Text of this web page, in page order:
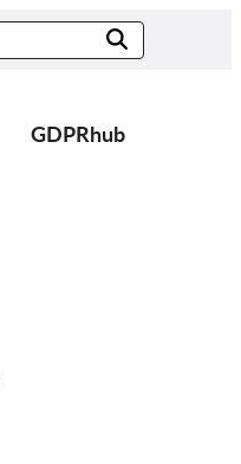
GDPRhub